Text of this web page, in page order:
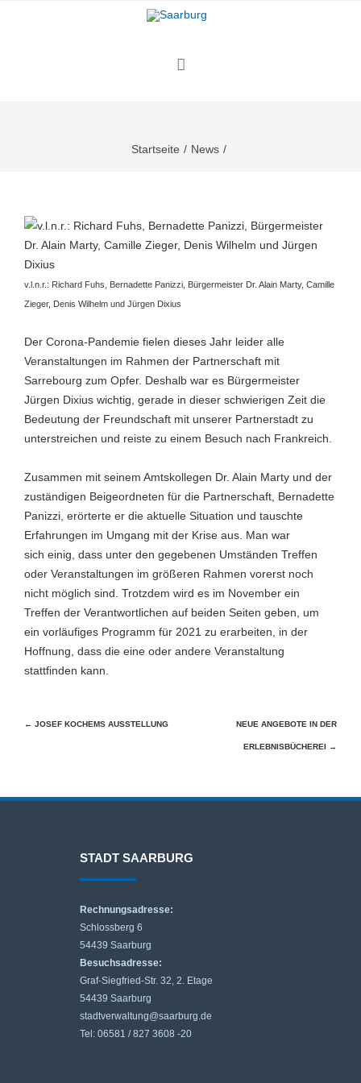
Startseite / News /
v.l.n.r.: Richard Fuhs, Bernadette Panizzi, Bürgermeister Dr. Alain Marty, Camille
Zieger, Denis Wilhelm und Jürgen Dixius
Der Corona-Pandemie fielen dieses Jahr leider alle
Veranstaltungen im Rahmen der Partnerschaft mit
Sarrebourg zum Opfer. Deshalb war es Bürgermeister
Jürgen Dixius wichtig, gerade in dieser schwierigen Zeit die
Bedeutung der Freundschaft mit unserer Partnerstadt zu
unterstreichen und reiste zu einem Besuch nach Frankreich.
Zusammen mit seinem Amtskollegen Dr. Alain Marty und der
zuständigen Beigeordneten für die Partnerschaft, Bernadette
Panizzi, erörterte er die aktuelle Situation und tauschte
Erfahrungen im Umgang mit der Krise aus. Man war
sich einig, dass unter den gegebenen Umständen Treffen
oder Veranstaltungen im größeren Rahmen vorerst noch
nicht möglich sind. Trotzdem wird es im November ein
Treffen der Verantwortlichen auf beiden Seiten geben, um
ein vorläufiges Programm für 2021 zu erarbeiten, in der
Hoffnung, dass die eine oder andere Veranstaltung
stattfinden kann.
Beitragsnavigation
← JOSEF KOCHEMS AUSSTELLUNG NEUE ANGEBOTE IN DER
ERLEBNISBÜCHEREI →
STADT SAARBURG
Rechnungsadresse:
Schlossberg 6
54439 Saarburg
Besuchsadresse:
Graf-Siegfried-Str. 32, 2. Etage
54439 Saarburg
stadtverwaltung@saarburg.de
Tel: 06581 / 827 3608 -20